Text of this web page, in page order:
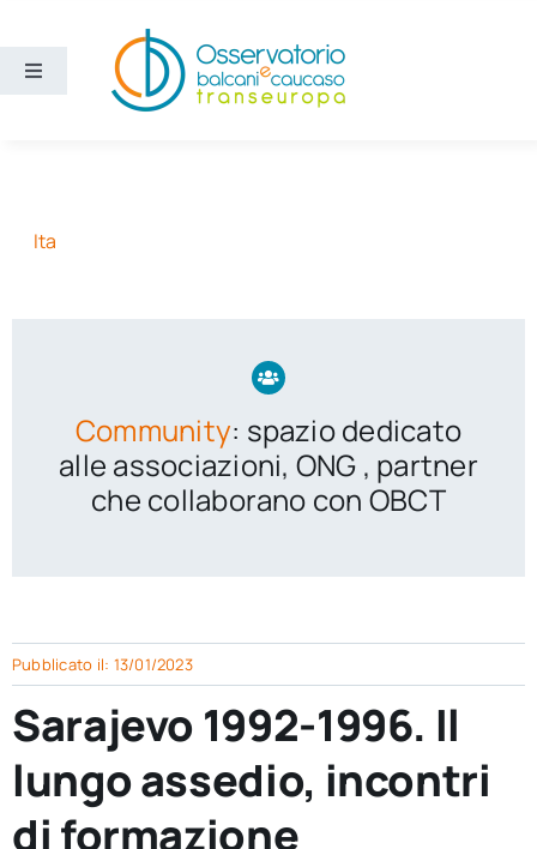
contenuto
Toggle
Chi siamo
Ita
Community: spazio dedicato
alle associazioni, ONG , partner
che collaborano con OBCT
Pubblicato il: 13/01/2023
Sarajevo 1992-1996. Il
lungo assedio, incontri
di formazione